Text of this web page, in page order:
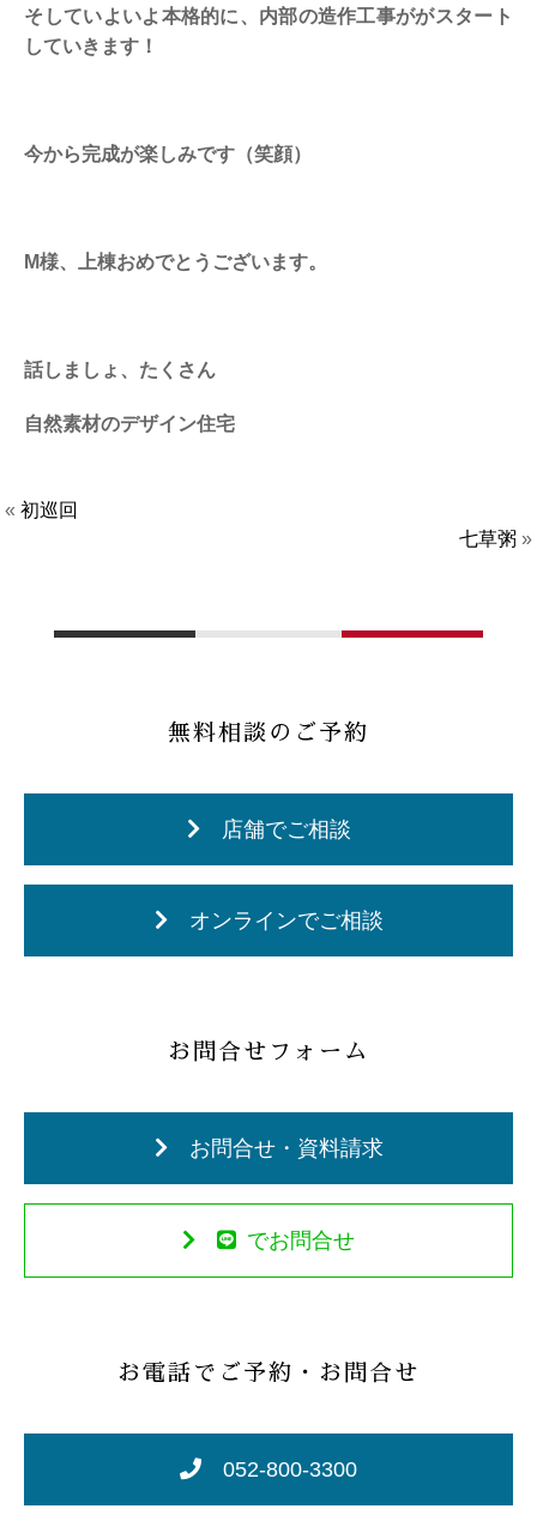
そしていよいよ本格的に、内部の造作工事ががスタート
していきます！
今から完成が楽しみです（笑顔）
M様、上棟おめでとうございます。
話しましょ、たくさん
自然素材のデザイン住宅
«初巡回
七草粥 »
無料相談のご予約
店舗でご相談
オンラインでご相談
お問合せフォーム
お問合せ・資料請求
でお問合せ
お電話でご予約・お問合せ
052-800-3300